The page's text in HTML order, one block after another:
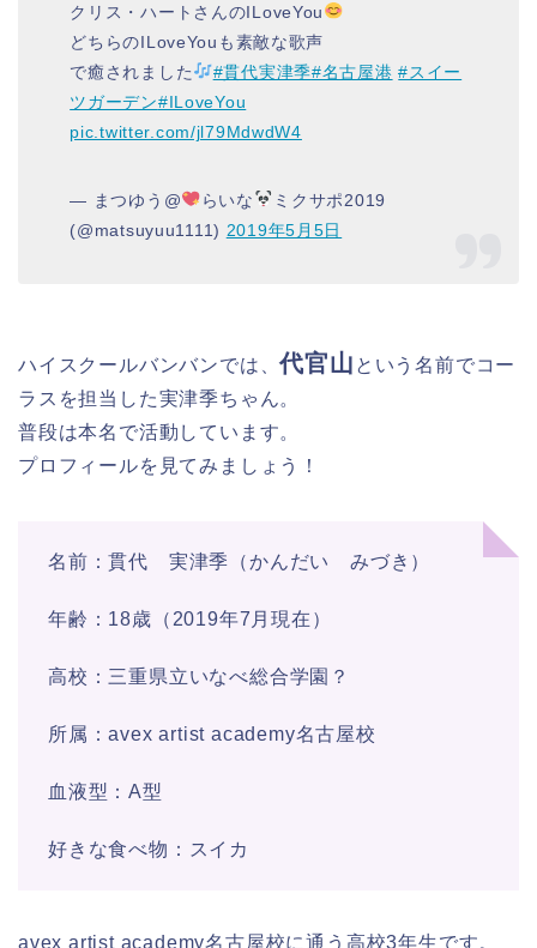
クリス・ハートさんのILoveYou
どちらのILoveYouも素敵な歌声
で癒されました
#貫代実津季#名古屋港 #スイー
ツガーデン#ILoveYou
pic.twitter.com/jl79MdwdW4
— まつゆう@ らいな
ミクサポ2019
(@matsuyuu1111) 2019年5月5日
ハイスクールバンバンでは、代官山 という名前でコー
ラスを担当した実津季ちゃん。
普段は本名で活動しています。
プロフィールを見てみましょう！
名前：貫代 実津季（かんだい みづき）
年齢：18歳（2019年7月現在）
高校：三重県立いなべ総合学園？
所属：avex artist academy名古屋校
血液型：A型
好きな食べ物：スイカ
avex artist academy名古屋校に通う高校3年生です。